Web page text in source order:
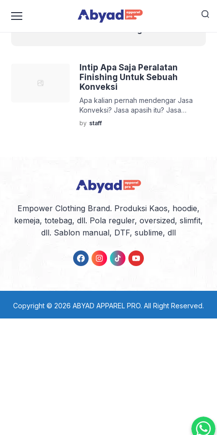
Intip Apa Saja Peralatan
Finishing Untuk Sebuah
Konveksi
Apa kalian pernah mendengar Jasa
Konveksi? Jasa apasih itu? Jasa
konveksi adalah jasa yang melayani
pembuatan pakaian entah itu kaos,
Konveksi yang Murah dan Berkualitas?
Tenang, Kami Punya Solusinya!
[…]
by staff
Empower Clothing Brand. Produksi Kaos, hoodie,
kemeja, totebag, dll. Pola reguler, oversized, slimfit,
dll. Sablon manual, DTF, sublime, dll
Copyright © 2026 ABYAD APPAREL PRO. All Right Reserved.